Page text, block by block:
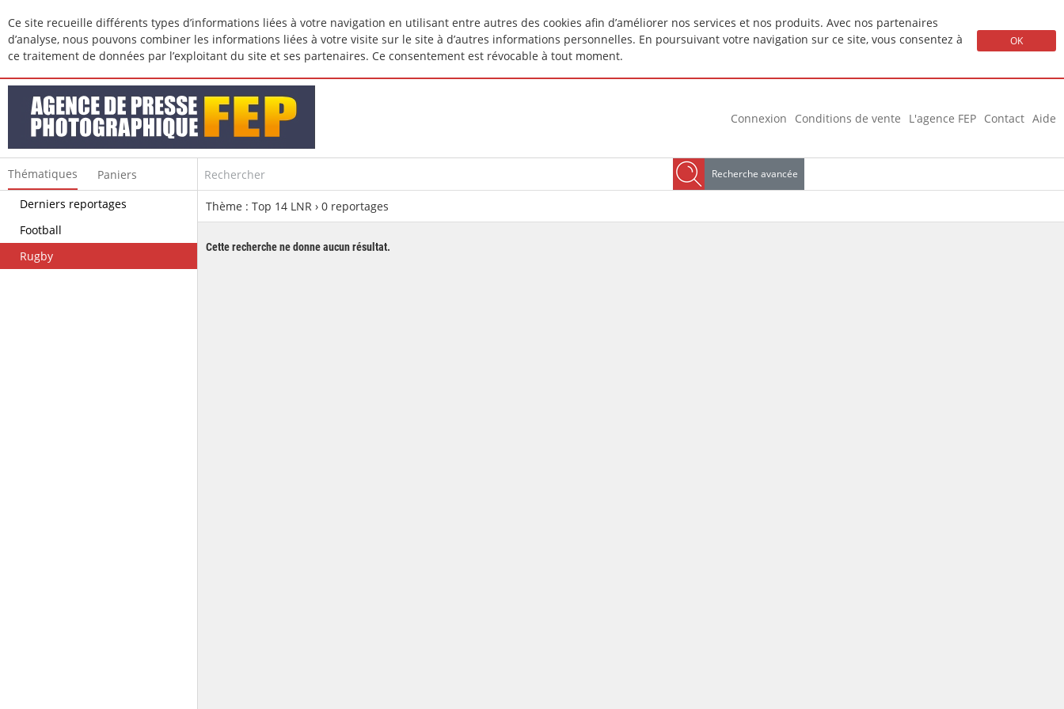
Ce site recueille différents types d’informations liées à votre navigation en utilisant entre autres des cookies afin d’améliorer nos services et nos produits. Avec nos partenaires
d’analyse, nous pouvons combiner les informations liées à votre visite sur le site à d’autres informations personnelles. En poursuivant votre navigation sur ce site, vous consentez à
ce traitement de données par l’exploitant du site et ses partenaires. Ce consentement est révocable à tout moment.
OK
Connexion Conditions de vente L'agence FEP Contact Aide
Thématiques
Paniers
Derniers reportages
Football
Rugby
Recherche avancée
Recherche avancee
Dans la legende
Thème : Top 14 LNR › 0 reportages
Cette recherche ne donne aucun résultat.